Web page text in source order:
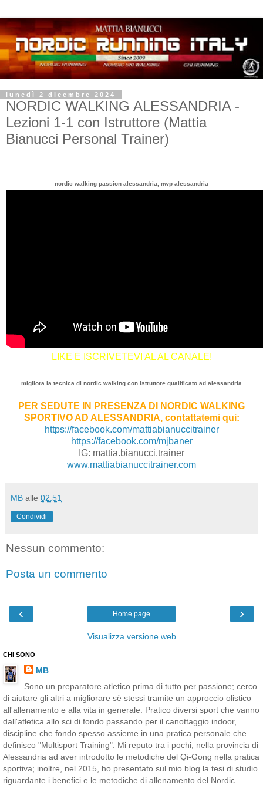
lunedì 2 dicembre 2024
NORDIC WALKING ALESSANDRIA -
Lezioni 1-1 con Istruttore (Mattia
Bianucci Personal Trainer)
nordic walking passion alessandria, nwp alessandria
LIKE E ISCRIVETEVI AL AL CANALE!
migliora la tecnica di nordic walking con istruttore qualificato ad alessandria
PER SEDUTE IN PRESENZA DI NORDIC WALKING
SPORTIVO AD ALESSANDRIA, contattatemi qui:
https://facebook.com/mattiabianuccitrainer
https://facebook.com/mjbaner
IG: mattia.bianucci.trainer
www.mattiabianuccitrainer.com
MB alle 02:51
Condividi
Nessun commento:
Posta un commento
‹ ›
Home page
Visualizza versione web
CHI SONO
MB
Sono un preparatore atletico prima di tutto per passione; cerco
di aiutare gli altri a migliorare sè stessi tramite un approccio olistico
all'allenamento e alla vita in generale. Pratico diversi sport che vanno
dall'atletica allo sci di fondo passando per il canottaggio indoor,
discipline che fondo spesso assieme in una pratica personale che
definisco "Multisport Training". Mi reputo tra i pochi, nella provincia di
Alessandria ad aver introdotto le metodiche del Qi-Gong nella pratica
sportiva; inoltre, nel 2015, ho presentato sul mio blog la tesi di studio
riguardante i benefici e le metodiche di allenamento del Nordic